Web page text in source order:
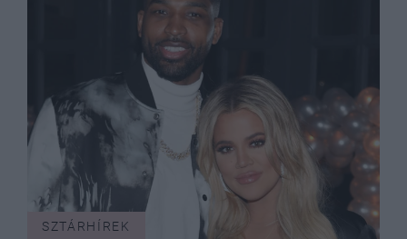
SZTÁRHÍREK